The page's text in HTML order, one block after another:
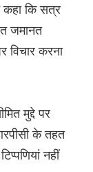
कि सत्र
जमानत
करना
मुद्दे पर
के तहत
नहीं